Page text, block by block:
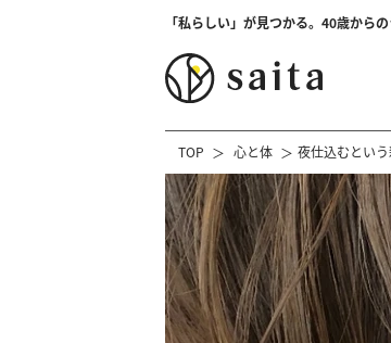
「私らしい」が見つかる。40歳から
TOP 心と体 夜仕込むとい